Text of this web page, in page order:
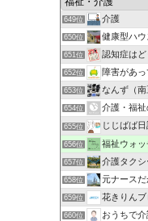
649位 介護
650位 健康型ハ
651位 認知症はど
652位 障害があ
653位 なんず（
654位 介護・福祉
655位 じじばば
656位 福祉ウォッチ
657位 介護タク
658位 元ナース
659位 花きりんブ
660位 おうちで